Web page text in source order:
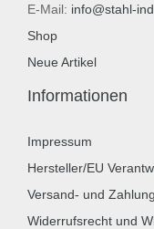
E-Mail: info@stahl-
Shop
Neue Artikel
Informationen
Impressum
Hersteller/EU
Versand- und
Widerrufsrecht und